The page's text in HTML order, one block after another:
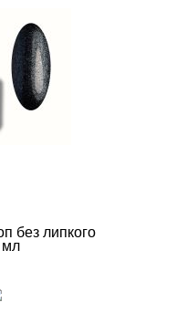
без липкого
мл